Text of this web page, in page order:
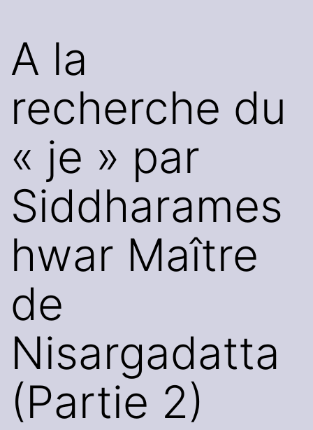
A la
recherche du
« je » par
Siddharames
hwar Maître
de
Nisargadatta
(Partie 2)